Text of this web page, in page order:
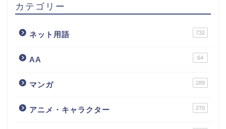
カテゴリー
ネット用語 732
AA 64
マンガ 289
アニメ・キャラクター 270